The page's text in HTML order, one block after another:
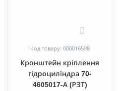
Код товару: 000016598
Кронштейн кріплення
гідроциліндра 70-
4605017-А (РЗТ)